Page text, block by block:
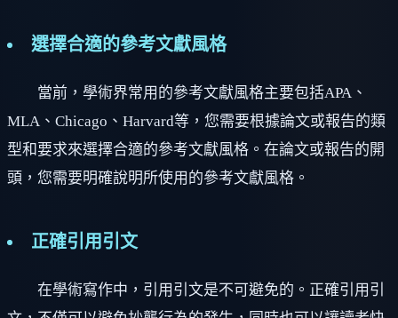
選擇合適的參考文獻風格
當前，學術界常用的參考文獻風格主要包括APA、
MLA、Chicago、Harvard等，您需要根據論文或報告的類
型和要求來選擇合適的參考文獻風格。在論文或報告的開
頭，您需要明確說明所使用的參考文獻風格。
正確引用引文
在學術寫作中，引用引文是不可避免的。正確引用引